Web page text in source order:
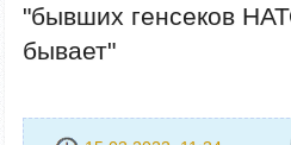
"бывших генсеков
бывает"